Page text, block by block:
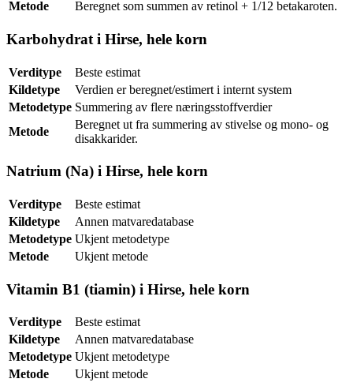
Metode Beregnet som summen av retinol + 1/12 betakaroten.
Karbohydrat i Hirse, hele korn
Verditype
Beste estimat
Kildetype
Verdien er beregnet/estimert i internt system
Metodetype Summering av flere næringsstoffverdier
Metode
Beregnet ut fra summering av stivelse og mono- og
disakkarider.
Natrium (Na) i Hirse, hele korn
Verditype
Beste estimat
Kildetype
Annen matvaredatabase
Metodetype Ukjent metodetype
Metode
Ukjent metode
Vitamin B1 (tiamin) i Hirse, hele korn
Verditype
Beste estimat
Kildetype
Annen matvaredatabase
Metodetype Ukjent metodetype
Metode
Ukjent metode